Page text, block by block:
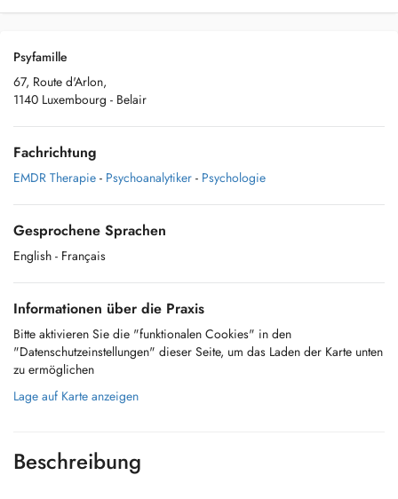
Psyfamille
67, Route d'Arlon,
1140 Luxembourg - Belair
Fachrichtung
EMDR Therapie - Psychoanalytiker - Psychologie
Gesprochene Sprachen
English - Français
Informationen über die Praxis
Bitte aktivieren Sie die "funktionalen Cookies" in den
"Datenschutzeinstellungen" dieser Seite, um das Laden der Karte unten
zu ermöglichen
Lage auf Karte anzeigen
Beschreibung